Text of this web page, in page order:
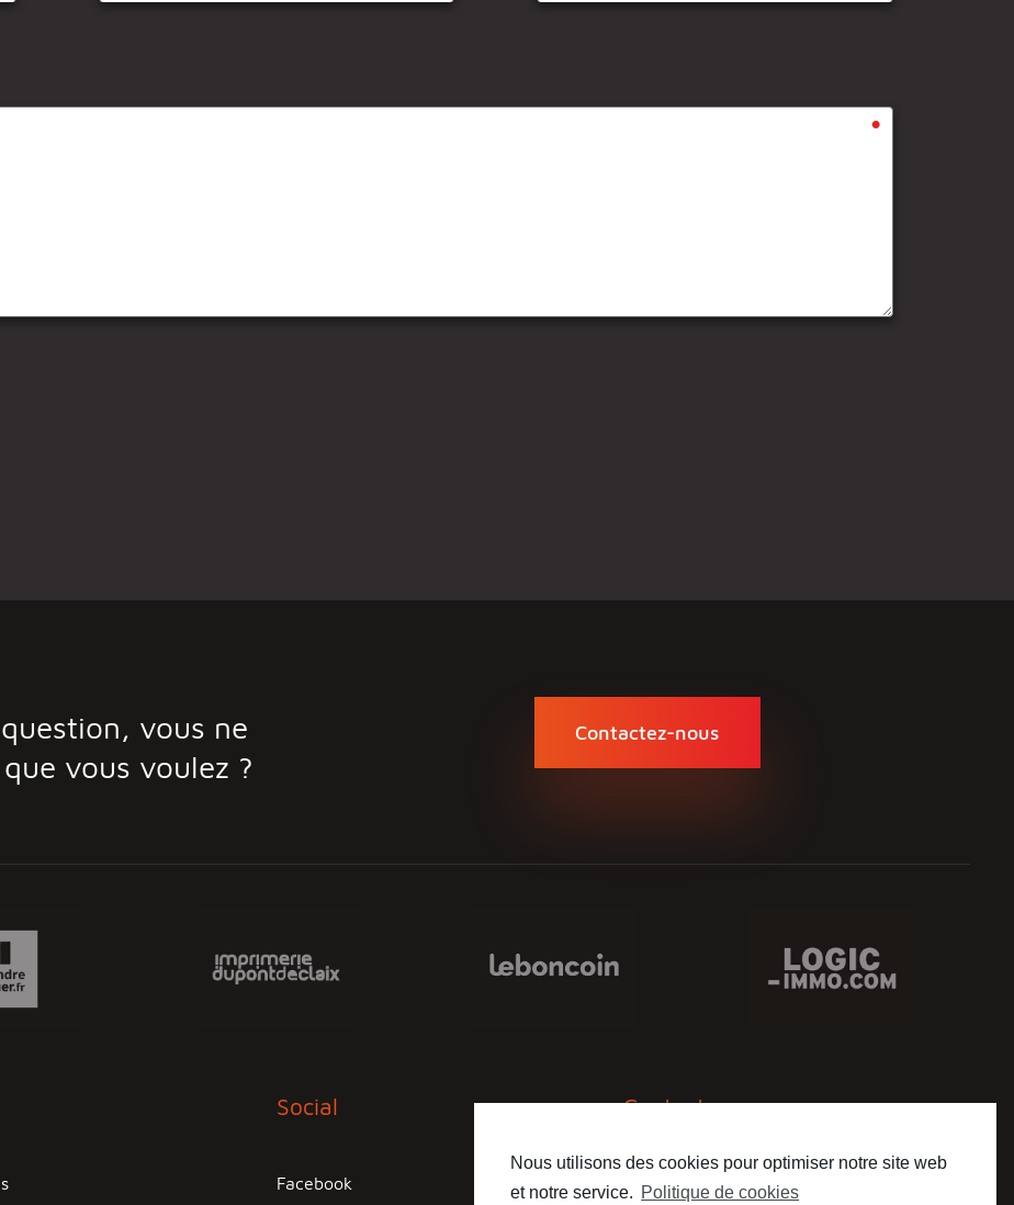
Nous utilisons des cookies pour optimiser notre site web
et notre service. Politique de cookies
•
vous ne
vous voulez ?
Contactez-nous
Social
Facebook
Contact
09 72 17 42 59